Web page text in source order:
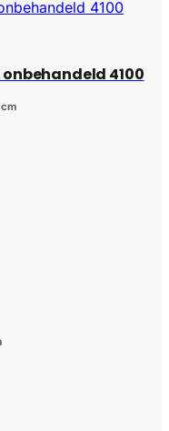
4100